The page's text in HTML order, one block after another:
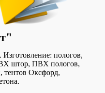
пологов,
штор, ПВХ пологов,
тентов Оксфорд,